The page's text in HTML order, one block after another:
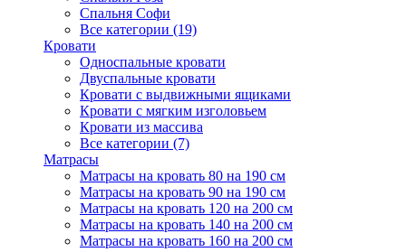
Спальня Софи
Все категории (19)
Кровати
Односпальные кровати
Двуспальные кровати
Кровати с выдвижными ящиками
Кровати с мягким изголовьем
Кровати из массива
Все категории (7)
Матрасы
Матрасы на кровать 80 на 190 см
Матрасы на кровать 90 на 190 см
Матрасы на кровать 120 на 200 см
Матрасы на кровать 140 на 200 см
Матрасы на кровать 160 на 200 см